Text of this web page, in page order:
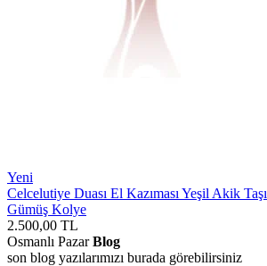
Yeni
Celcelutiye Duası El Kazıması Yeşil Akik Taşı
Gümüş Kolye
2.500,00 TL
Osmanlı PazarBlog
son blog yazılarımızı burada görebilirsiniz